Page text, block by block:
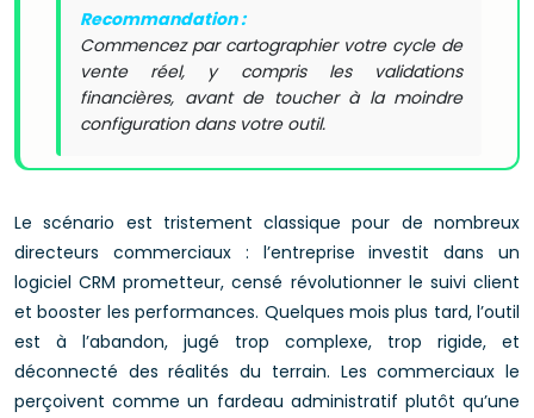
Recommandation :
Commencez par cartographier votre cycle de
vente réel, y compris les validations
financières, avant de toucher à la moindre
configuration dans votre outil.
Le scénario est tristement classique pour de nombreux
directeurs commerciaux : l’entreprise investit dans un
logiciel CRM prometteur, censé révolutionner le suivi client
et booster les performances. Quelques mois plus tard, l’outil
est à l’abandon, jugé trop complexe, trop rigide, et
déconnecté des réalités du terrain. Les commerciaux le
perçoivent comme un fardeau administratif plutôt qu’une